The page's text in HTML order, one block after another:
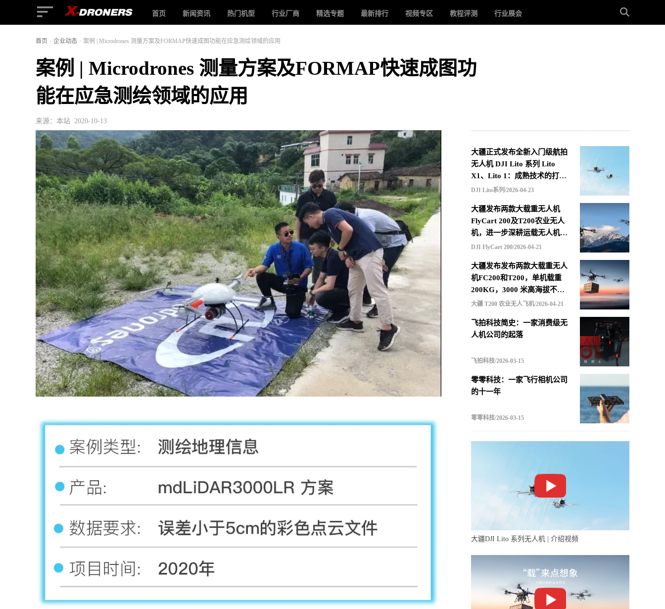
首页 新闻资讯 热门机型 行业厂商 精选专题 最新排行 视频专区 教程评测 行业展会
首页 › 企业动态 › 案例 | Microdrones 测量方案及FORMAP快速成图功能在应急测绘领域的应用
案例 | Microdrones 测量方案及FORMAP快速成图功
能在应急测绘领域的应用
来源：本站 2020-10-13
大疆正式发布全新入门级航拍
无人机 DJI Lito 系列 Lito
X1、Lito 1：成熟技术的打包
重组，更低价格的选择
DJI Lito系列/2026-04-23
大疆发布两款大载重无人机
FlyCart 200及T200农业无人
机，进一步深耕运载无人机市
场
DJI FlyCart 200/2026-04-21
大疆发布发布两款大载重无人
机FC200和T200，单机载重
200KG，3000 米高海拔不减
载，支持四机联吊最多600KG
大疆 T200 农业无人飞机/2026-04-21
飞拍科技简史：一家消费级无
人机公司的起落
飞拍科技/2026-03-15
零零科技：一家飞行相机公司
的十一年
零零科技/2026-03-15
大疆DJI Lito 系列无人机 | 介绍视频